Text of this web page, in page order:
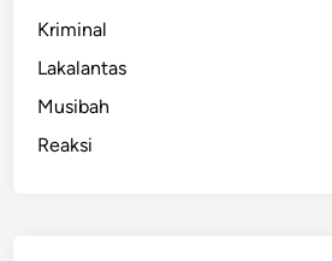
Kriminal
Lakalantas
Musibah
Reaksi